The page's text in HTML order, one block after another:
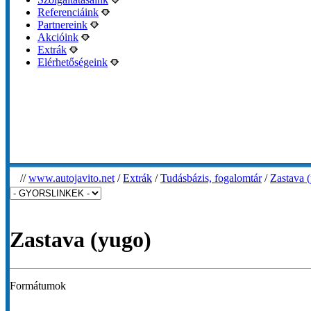
Referenciáink
Partnereink
Akcióink
Extrák
Elérhetőségeink
//www.autojavito.net /Extrák /Tudásbázis, fogalomtár/ Zastava
Zastava (yugo)
Formátumok